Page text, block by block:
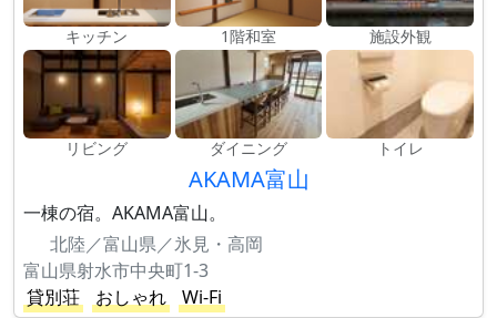
キッチン 1階和室 施設外観
リビング ダイニング トイレ
AKAMA富山
一棟の宿。AKAMA富山。
北陸／富山県／氷見・高岡
富山県射水市中央町1-3
貸別荘
おしゃれ
Wi-Fi